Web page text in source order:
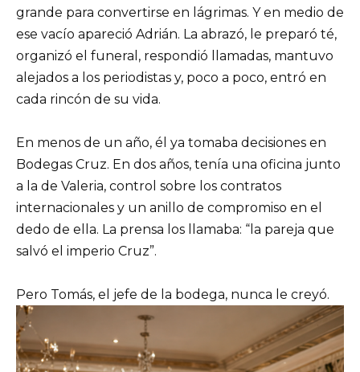
grande para convertirse en lágrimas. Y en medio de
ese vacío apareció Adrián. La abrazó, le preparó té,
organizó el funeral, respondió llamadas, mantuvo
alejados a los periodistas y, poco a poco, entró en
cada rincón de su vida.
En menos de un año, él ya tomaba decisiones en
Bodegas Cruz. En dos años, tenía una oficina junto
a la de Valeria, control sobre los contratos
internacionales y un anillo de compromiso en el
dedo de ella. La prensa los llamaba: “la pareja que
salvó el imperio Cruz”.
Pero Tomás, el jefe de la bodega, nunca le creyó.